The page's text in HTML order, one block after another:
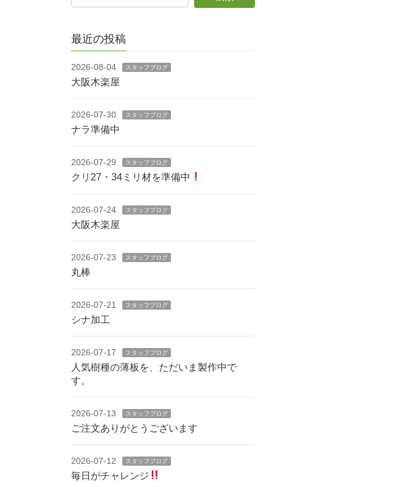
最近の投稿
2026-08-04 スタッフブログ
大阪木楽屋
2026-07-30 スタッフブログ
ナラ準備中
2026-07-29 スタッフブログ
クリ27・34ミリ材を準備中
2026-07-24 スタッフブログ
大阪木楽屋
2026-07-23 スタッフブログ
丸棒
2026-07-21 スタッフブログ
シナ加工
2026-07-17 スタッフブログ
人気樹種の薄板を、ただいま製作中で
す。
2026-07-13 スタッフブログ
ご注文ありがとうございます
2026-07-12 スタッフブログ
毎日がチャレンジ